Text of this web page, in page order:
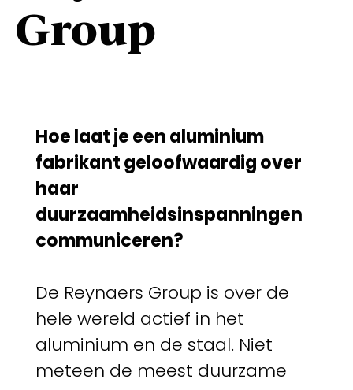
Group
Hoe laat je een aluminium
fabrikant geloofwaardig over
haar
duurzaamheidsinspanningen
communiceren?
De Reynaers Group is over de
hele wereld actief in het
aluminium en de staal. Niet
meteen de meest duurzame